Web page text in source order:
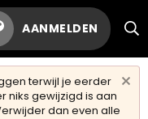
AANMELDEN
terwijl je eerder
niks gewijzigd is aan
dan even alle